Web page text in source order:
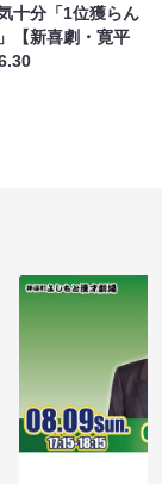
十分「1位獲らん
【新喜劇・寛平